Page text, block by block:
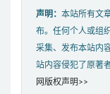
声明： 本站所有文
布。任何个人或组
采集、发布本站内
站内容侵犯了原著
网版权声明>>